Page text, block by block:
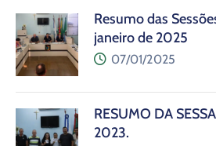
Resumo das
janeiro de 2025
07/01/2025
RESUMO DA
2023.